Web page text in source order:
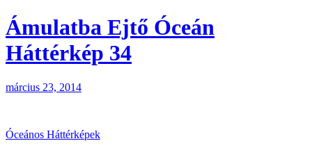
Ámulatba Ejtő Óceán
Háttérkép 34
március 23, 2014
Bejegyzés
Óceános Háttérképek